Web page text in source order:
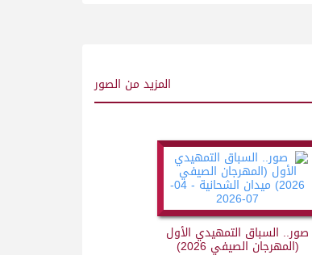
المزيد من الصور
صور.. السباق التمهيدي الأول
(المهرجان الصيفي 2026)